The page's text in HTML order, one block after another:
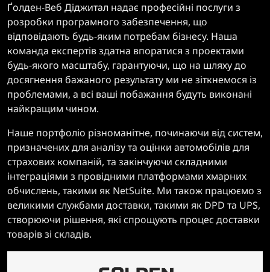
Ґолден-Веб Діджитал надає професійні послуги з
розробки програмного забезпечення, що
відповідають будь-яким потребам бізнесу. Наша
команда експертів здатна впоратися з проектами
будь-якого масштабу, гарантуючи, що на шляху до
досягнення бажаного результату ми не зіткнемося із
проблемами, а всі ваші побажання будуть виконані
найкращим чином.
Наше портфоліо різноманітне, починаючи від систем,
призначених для аналізу та оцінки автомобілів для
страхових компаній, та закінчуючи складними
інтеграціями з провідними платформами хмарних
обчислень, такими як NetSuite. Ми також працюємо з
великими службами доставки, такими як DPD та UPS,
створюючи рішення, які спрощують процес доставки
товарів зі складів.